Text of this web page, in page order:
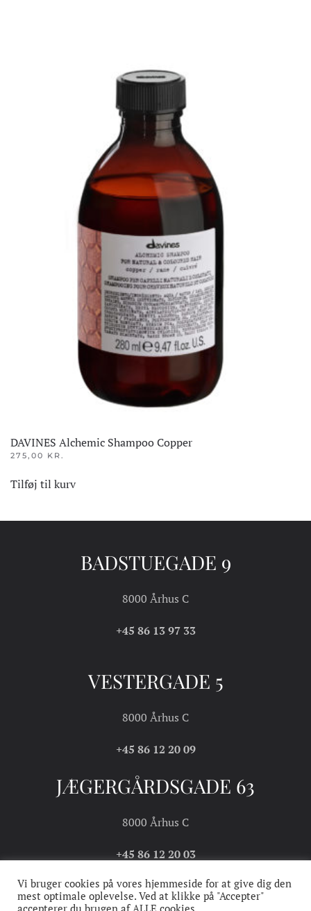
DAVINES Alchemic Shampoo Copper
275,00 KR.
Tilføj til kurv
BADSTUEGADE 9
8000 Århus C
+45 86 13 97 33
VESTERGADE 5
8000 Århus C
+45 86 12 20 09
JÆGERGÅRDSGADE 63
8000 Århus C
+45 86 12 20 03
Vi bruger cookies på vores hjemmeside for at give dig den
mest optimale oplevelse. Ved at klikke på "Accepter"